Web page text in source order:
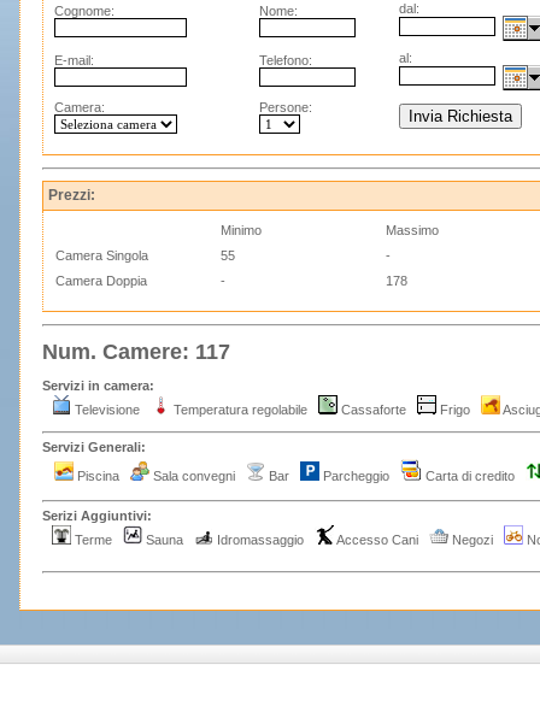
Cognome: Nome: dal:
E-mail: Telefono: al:
Camera: Persone:
Prezzi:
Minimo
Massimo
Camera Singola
55
-
Camera Doppia
- 178
Num. Camere: 117
Servizi in camera:
Televisione
Temperatura regolabile Cassaforte Frigo
Servizi Generali:
Piscina
Sala convegni Bar Parcheggio Carta di credito
Serizi Aggiuntivi:
Terme
Sauna Idromassaggio Accesso Cani Negozi